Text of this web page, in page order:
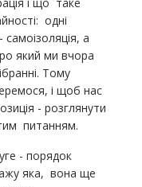
одні
а
який ми вчора
Тому
і щоб нас
- розглянути
питанням.
- порядок
яка, вона ще